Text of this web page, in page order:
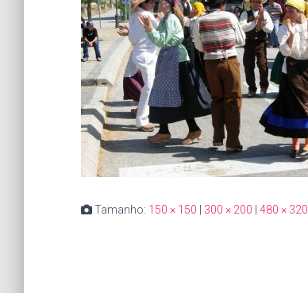
Tamanho: 150 × 150 300 × 200 480 × 320